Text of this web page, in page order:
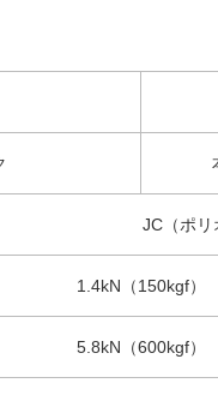
JC（ポリ
1.4kN（150kgf）
5.8kN（600kgf）